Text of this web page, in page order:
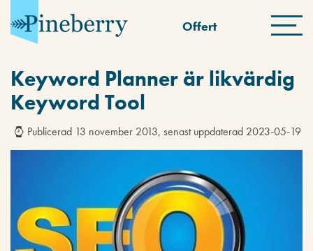
Offert
Keyword Planner är likvärdig
Keyword Tool
Publicerad 13 november 2013, senast uppdaterad 2023-05-19